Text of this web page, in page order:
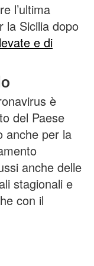
l’ultima
la Sicilia dopo
e di
è
del Paese
anche per la
anche delle
stagionali e
con il